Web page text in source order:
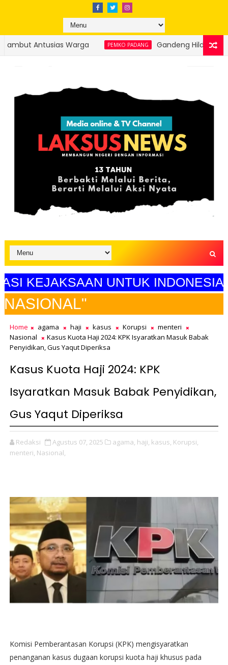
PEMKO PADANG Gandeng Hildesheim Jerman, Wako Fadly
UNTUK INDONESIA MAJU"
Home agama haji kasus Korupsi
menteri
Nasional
Kasus Kuota Haji 2024: KPK Isyaratkan Masuk Babak
Penyidikan, Gus Yaqut Diperiksa
Kasus Kuota Haji 2024: KPK
Isyaratkan Masuk Babak Penyidikan,
Gus Yaqut Diperiksa
Redaksi Agustus 07, 2025 agama, haji, kasus, Korupsi,
menteri, Nasional,
Komisi Pemberantasan Korupsi (KPK) mengisyaratkan
penanganan kasus dugaan korupsi kuota haji khusus pada